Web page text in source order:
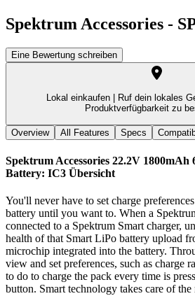
Spektrum Accessories -
Eine Bewertung schreiben
Lokal einkaufen |
Ruf dein lokales
Produktverfügbarkeit zu
Overview All Features Specs
Spektrum Accessories 22.2V 1800mAh
Battery: IC3 Übersicht
You'll never have to set charge
battery until you want to. When a
connected to a Spektrum Smart charger,
health of that Smart LiPo battery upload
microchip integrated into the battery.
view and set preferences, such as charge
to do to charge the pack every time is
button. Smart technology takes care of the